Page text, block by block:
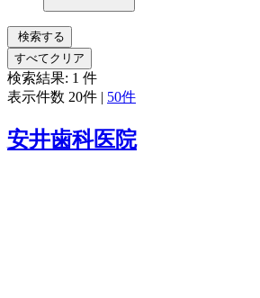
検索する
すべてクリア
検索結果: 1 件
表示件数 20件 | 50件
安井歯科医院